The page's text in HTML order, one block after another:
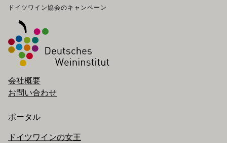
フッター
ドイツワイン協会のキャンペーン
会社概要
お問い合わせ
ポータル
ドイツワインの女王